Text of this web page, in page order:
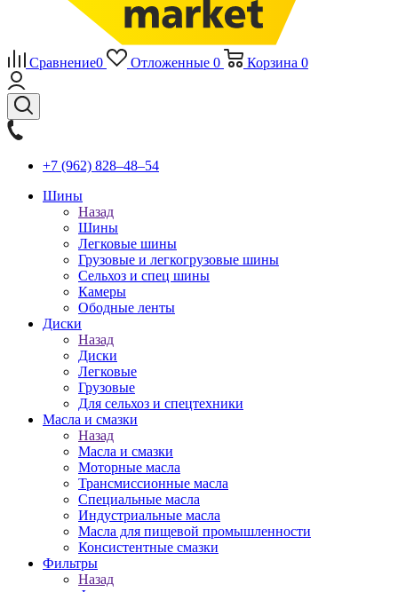
Сравнение0 Отложенные 0 Корзина 0
+7 (962) 828‒48‒54
Шины
Назад
Шины
Легковые шины
Грузовые и легкогрузовые шины
Сельхоз и спец шины
Камеры
Ободные ленты
Диски
Назад
Диски
Легковые
Грузовые
Для сельхоз и спецтехники
Масла и смазки
Назад
Масла и смазки
Моторные масла
Трансмиссионные масла
Специальные масла
Индустриальные масла
Масла для пищевой промышленности
Консистентные смазки
Фильтры
Назад